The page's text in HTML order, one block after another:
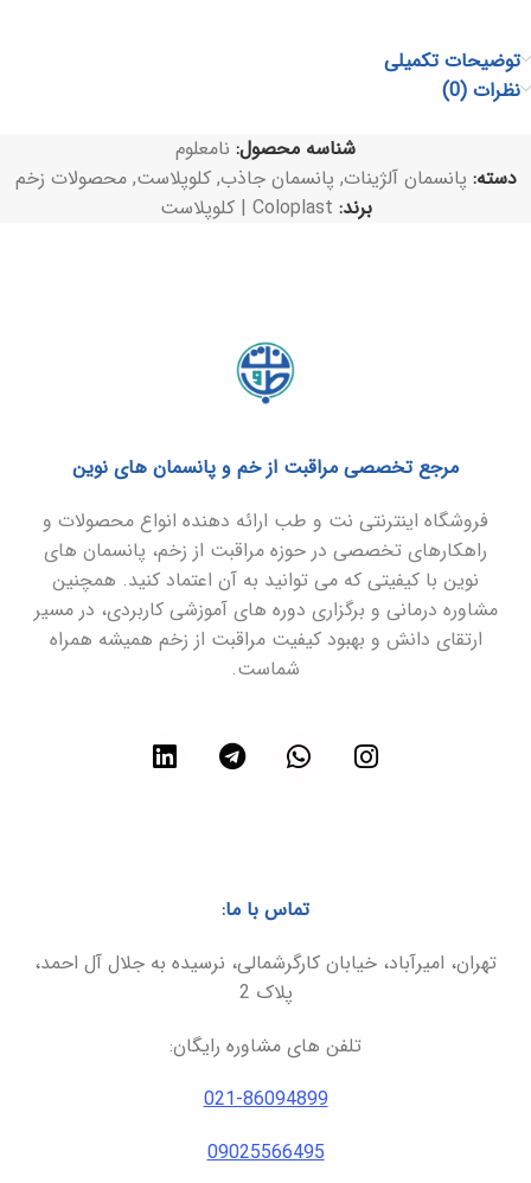
توضیحات تکمیلی
نظرات (0)
شناسه محصول: نامعلوم
دسته: پانسمان آلژینات, پانسمان جاذب, کلوپلاست, محصولات زخم
برند: Coloplast | کلوپلاست
مرجع تخصصی مراقبت از خم و پانسمان های نوین
فروشگاه اینترنتی نت و طب ارائه دهنده انواع محصولات و
راهکارهای تخصصی در حوزه مراقبت از زخم، پانسمان های
نوین با کیفیتی که می توانید به آن اعتماد کنید. همچنین
مشاوره درمانی و برگزاری دوره های آموزشی کاربردی، در مسیر
ارتقای دانش و بهبود کیفیت مراقبت از زخم همیشه همراه
شماست.
تماس با ما:
تهران، امیرآباد، خیابان کارگرشمالی، نرسیده به جلال آل احمد،
پلاک 2
تلفن های مشاوره رایگان:
021-86094899
09025566495